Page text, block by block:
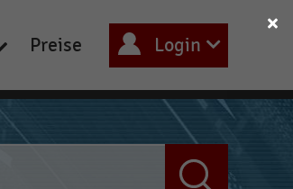
Preise Login